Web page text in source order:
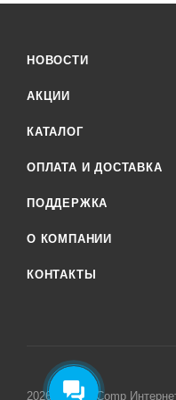
НОВОСТИ
АКЦИИ
КАТАЛОГ
ОПЛАТА И ДОСТАВКА
ПОДДЕРЖКА
О КОМПАНИИ
КОНТАКТЫ
2026 © MikroComp